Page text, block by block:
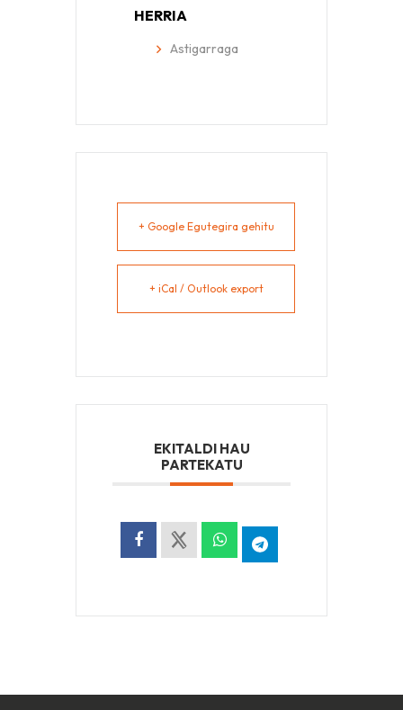
HERRIA
Astigarraga
+ Google Egutegira gehitu
+ iCal / Outlook export
EKITALDI HAU
PARTEKATU